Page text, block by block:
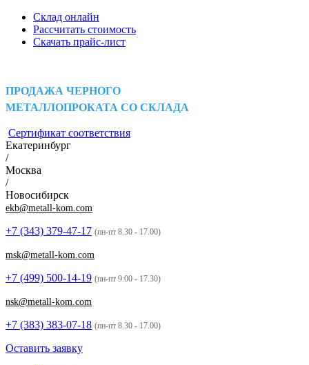
Склад онлайн
Рассчитать стоимость
Скачать прайс-лист
ПРОДАЖА ЧЕРНОГО
МЕТАЛЛОПРОКАТА СО СКЛАДА
Сертификат соответствия
Екатеринбург
/
Москва
/
Новосибирск
ekb@metall-kom.com
+7 (343) 379-47-17 (пн-пт 8.30 - 17.00)
msk@metall-kom.com
+7 (499) 500-14-19 (пн-пт 9:00 - 17.30)
nsk@metall-kom.com
+7 (383) 383-07-18 (пн-пт 8.30 - 17.00)
Оставить заявку